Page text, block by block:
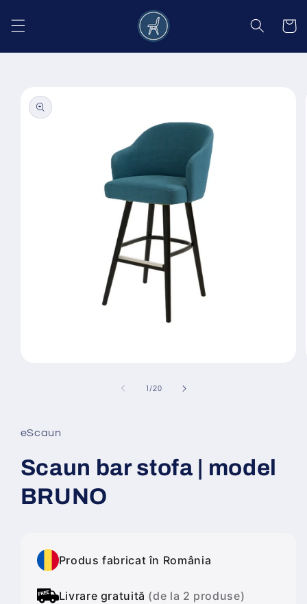
conținut
Coș
informațiile
despre
produs
fereastră
modală
1 /din
20
eScaun
Scaun bar stofa | model
BRUNO
Produs fabricat în România
Livrare gratuită (de la 2 produse)